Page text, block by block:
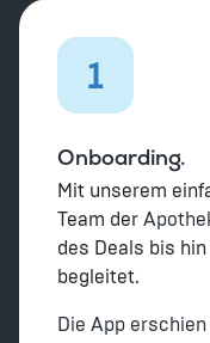
1
Onboarding.
Mit unserem
Team der
des Deals bis
begleitet.
Die App